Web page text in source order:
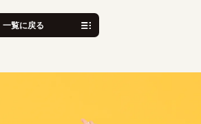
一覧に戻る